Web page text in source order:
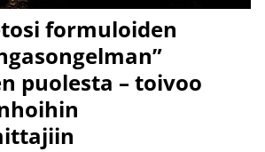
formuloiden
puolesta – toivoo